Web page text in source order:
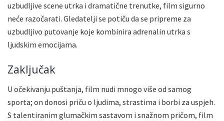
uzbudljive scene utrka i dramatične trenutke, film sigurno
neće razočarati. Gledatelji se potiču da se pripreme za
uzbudljivo putovanje koje kombinira adrenalin utrka s
ljudskim emocijama.
Zaključak
U očekivanju puštanja, film nudi mnogo više od samog
sporta; on donosi priču o ljudima, strastima i borbi za uspjeh.
S talentiranim glumačkim sastavom i snažnom pričom, film